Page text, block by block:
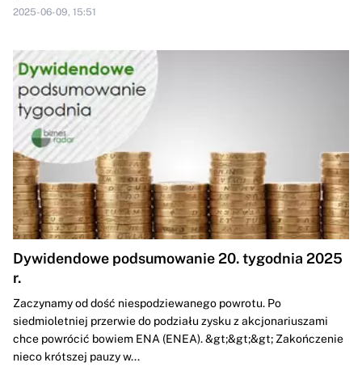
2025-06-09, 15:51
Dywidendowe podsumowanie 20. tygodnia 2025
r.
Zaczynamy od dość niespodziewanego powrotu. Po
siedmioletniej przerwie do podziału zysku z akcjonariuszami
chce powrócić bowiem ENA (ENEA). &gt;&gt;&gt; Zakończenie
nieco krótszej pauzy w...